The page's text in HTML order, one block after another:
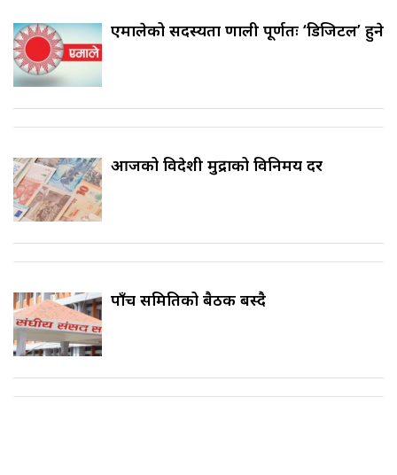
एमालेको सदस्यता प्रणाली पूर्णतः ‘डिजिटल’ हुने
आजको विदेशी मुद्राको विनिमय दर
पाँच समितिको बैठक बस्दै